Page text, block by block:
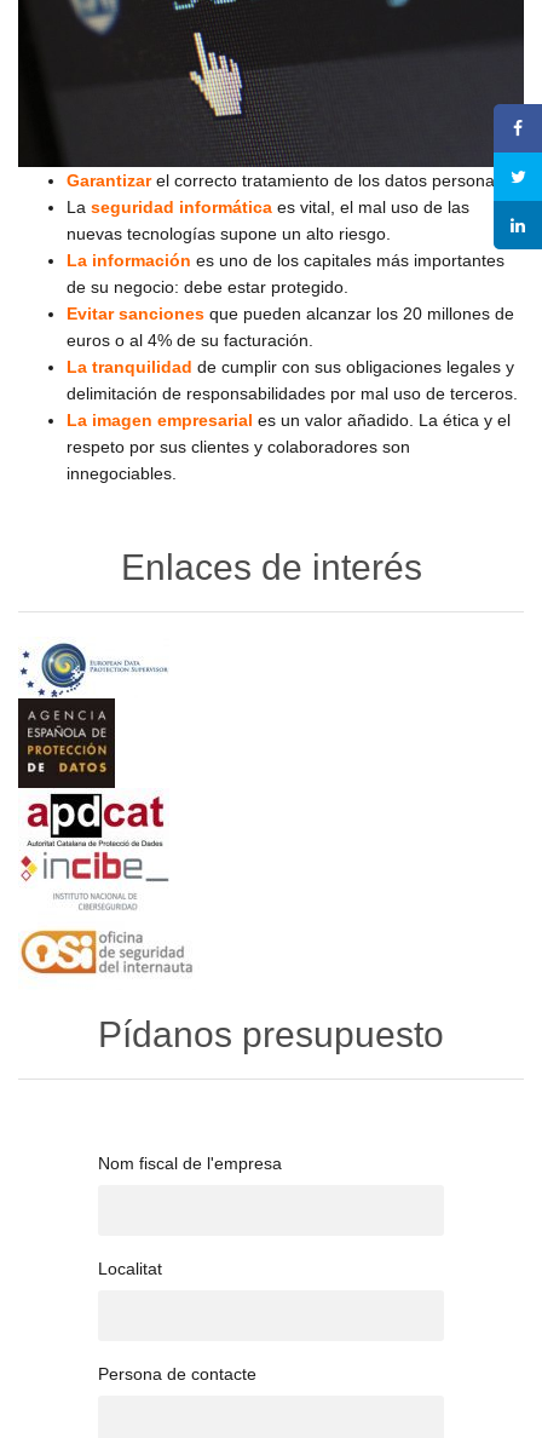
Garantizar el correcto tratamiento de los datos personales.
La seguridad informática es vital, el mal uso de las
nuevas tecnologías supone un alto riesgo.
La información es uno de los capitales más importantes
de su negocio: debe estar protegido.
Evitar sanciones que pueden alcanzar los 20 millones de
euros o al 4% de su facturación.
La tranquilidad de cumplir con sus obligaciones legales y
delimitación de responsabilidades por mal uso de terceros.
La imagen empresarial es un valor añadido. La ética y el
respeto por sus clientes y colaboradores son
innegociables.
Enlaces de interés
Pídanos presupuesto
Nom fiscal de l'empresa
Localitat
Persona de contacte